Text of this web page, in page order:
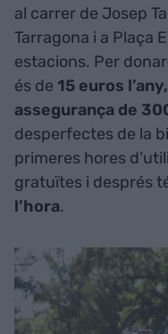
al carrer de Josep
Tarragona i a Plaça
estacions. Per
és de 15 euros
assegurança de
desperfectes de la
primeres hores
gratuïtes i després
l’hora.